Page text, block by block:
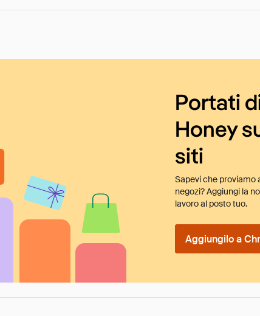
Portati
Honey
siti
Sapevi che proviamo
negozi? Aggiungi la
lavoro al posto tuo.
Aggiungilo a